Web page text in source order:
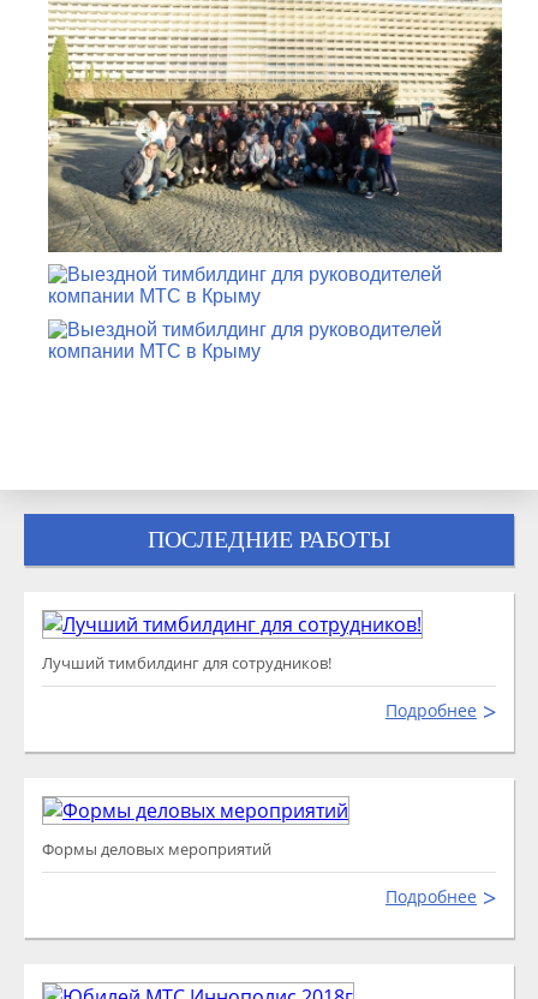
ПОСЛЕДНИЕ РАБОТЫ
Лучший тимбилдинг для сотрудников!
Подробнее
Формы деловых мероприятий
Подробнее